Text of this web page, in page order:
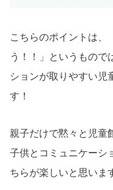
こちらのポイントは、
う！！」というもので
ションが取りやすい児
す！
親子だけで黙々と児童
子供とコミュニケーシ
ちらが楽しいと思いま